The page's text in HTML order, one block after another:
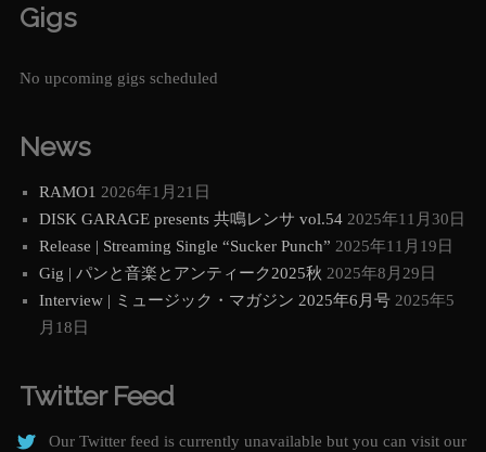
Gigs
No upcoming gigs scheduled
News
RAMO1 2026年1月21日
DISK GARAGE presents 共鳴レンサ vol.54 2025年11月30日
Release | Streaming Single “Sucker Punch” 2025年11月19日
Gig | パンと音楽とアンティーク2025秋 2025年8月29日
Interview | ミュージック・マガジン 2025年6月号 2025年5
月18日
Twitter Feed
Our Twitter feed is currently unavailable but you can visit our